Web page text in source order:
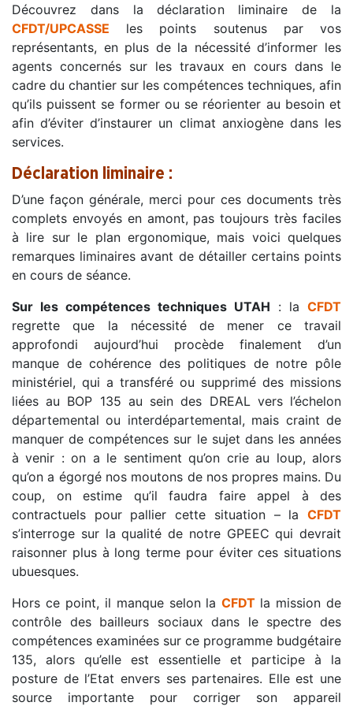
Découvrez dans la déclaration liminaire de la
CFDT/UPCASSE les points soutenus par vos
représentants, en plus de la nécessité d’informer les
agents concernés sur les travaux en cours dans le
cadre du chantier sur les compétences techniques, afin
qu’ils puissent se former ou se réorienter au besoin et
afin d’éviter d’instaurer un climat anxiogène dans les
services.
Déclaration liminaire :
D’une façon générale, merci pour ces documents très
complets envoyés en amont, pas toujours très faciles
à lire sur le plan ergonomique, mais voici quelques
remarques liminaires avant de détailler certains points
en cours de séance.
Sur les compétences techniques UTAH : la CFDT
regrette que la nécessité de mener ce travail
approfondi aujourd’hui procède finalement d’un
manque de cohérence des politiques de notre pôle
ministériel, qui a transféré ou supprimé des missions
liées au BOP 135 au sein des DREAL vers l’échelon
départemental ou interdépartemental, mais craint de
manquer de compétences sur le sujet dans les années
à venir : on a le sentiment qu’on crie au loup, alors
qu’on a égorgé nos moutons de nos propres mains. Du
coup, on estime qu’il faudra faire appel à des
contractuels pour pallier cette situation – la CFDT
s’interroge sur la qualité de notre GPEEC qui devrait
raisonner plus à long terme pour éviter ces situations
ubuesques.
Hors ce point, il manque selon laCFDT la mission de
contrôle des bailleurs sociaux dans le spectre des
compétences examinées sur ce programme budgétaire
135, alors qu’elle est essentielle et participe à la
posture de l’Etat envers ses partenaires. Elle est une
source importante pour corriger son appareil